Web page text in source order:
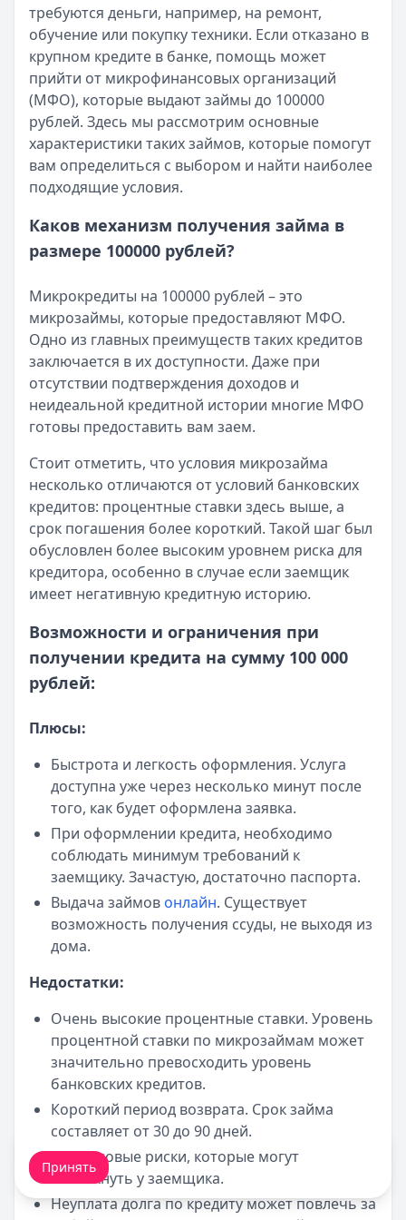
Категория:МФО
Читать новость
Срочный микрозайм 15 000 ₽ на карту: свежая
Кратко:Нужны 15 000 рублей на карту прямо сегодня?
Опубликовано:5 декабря 2025 г.
Категория:МФО
Читать новость
Рекордный рост доли клиентов МФО с iPhone: что
Кратко:В III квартале 2025 года владельцы iPhone
Категория: МФО
Читать новость
Кратко:Авторизация через Госуслуги ускоряет
Опубликовано:23 ноября 2025 г.
Категория:МФО
Читать новость
Смс о «одобренном займе» от Bigmani Ru: как
Кратко:Пришло СМС об одобрении займа от Bigmani
Опубликовано:23 ноября 2025 г.
Читать новость
Все новости
требуются деньги, например, на ремонт,
обучение или покупку техники. Если отказано в
крупном кредите в банке, помощь может
прийти от микрофинансовых организаций
(МФО), которые выдают займы до 100000
рублей. Здесь мы рассмотрим основные
характеристики таких займов, которые помогут
вам определиться с выбором и найти наиболее
подходящие условия.
Каков механизм получения займа в
размере 100000 рублей?
Микрокредиты на 100000 рублей – это
микрозаймы, которые предоставляют МФО.
Одно из главных преимуществ таких кредитов
заключается в их доступности. Даже при
отсутствии подтверждения доходов и
неидеальной кредитной истории многие МФО
готовы предоставить вам заем.
Стоит отметить, что условия микрозайма
несколько отличаются от условий банковских
кредитов: процентные ставки здесь выше, а
срок погашения более короткий. Такой шаг был
обусловлен более высоким уровнем риска для
кредитора, особенно в случае если заемщик
имеет негативную кредитную историю.
Возможности и ограничения при
получении кредита на сумму 100 000
рублей:
Плюсы:
Быстрота и легкость оформления. Услуга
доступна уже через несколько минут после
того, как будет оформлена заявка.
При оформлении кредита, необходимо
соблюдать минимум требований к
заемщику. Зачастую, достаточно паспорта.
Выдача займов онлайн. Существует
возможность получения ссуды, не выходя из
дома.
Недостатки:
Очень высокие процентные ставки. Уровень
процентной ставки по микрозаймам может
значительно превосходить уровень
банковских кредитов.
Короткий период возврата. Срок займа
составляет от 30 до 90 дней.
Финансовые риски, которые могут
возникнуть у заемщика.
Неуплата долга по кредиту может повлечь за
Мы обрабатываем ваши cookie-файлы
Принять